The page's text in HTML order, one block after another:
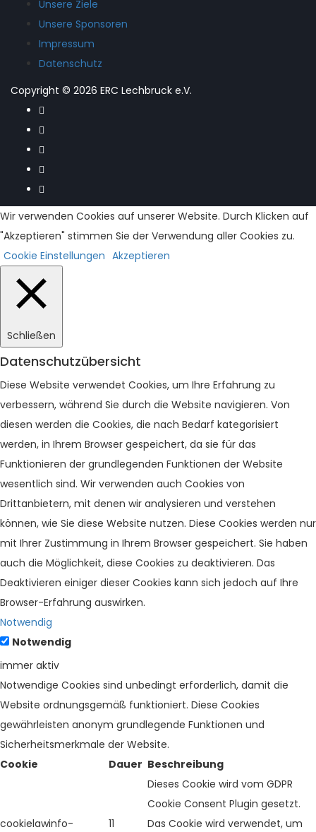
Unsere Ziele
Unsere Sponsoren
Impressum
Datenschutz
Copyright © 2026 ERC Lechbruck e.V.
Wir verwenden Cookies auf unserer Website. Durch Klicken auf
"Akzeptieren" stimmen Sie der Verwendung aller Cookies zu.
Cookie Einstellungen Akzeptieren
Schließen
Datenschutzübersicht
Diese Website verwendet Cookies, um Ihre Erfahrung zu
verbessern, während Sie durch die Website navigieren. Von
diesen werden die Cookies, die nach Bedarf kategorisiert
werden, in Ihrem Browser gespeichert, da sie für das
Funktionieren der grundlegenden Funktionen der Website
wesentlich sind. Wir verwenden auch Cookies von
Drittanbietern, mit denen wir analysieren und verstehen
können, wie Sie diese Website nutzen. Diese Cookies werden nur
mit Ihrer Zustimmung in Ihrem Browser gespeichert. Sie haben
auch die Möglichkeit, diese Cookies zu deaktivieren. Das
Deaktivieren einiger dieser Cookies kann sich jedoch auf Ihre
Browser-Erfahrung auswirken.
Notwendig
Notwendig
immer aktiv
Notwendige Cookies sind unbedingt erforderlich, damit die
Website ordnungsgemäß funktioniert. Diese Cookies
gewährleisten anonym grundlegende Funktionen und
Sicherheitsmerkmale der Website.
Cookie
Dauer Beschreibung
cookielawinfo-
11
Dieses Cookie wird vom GDPR
Cookie Consent Plugin gesetzt.
Das Cookie wird verwendet, um